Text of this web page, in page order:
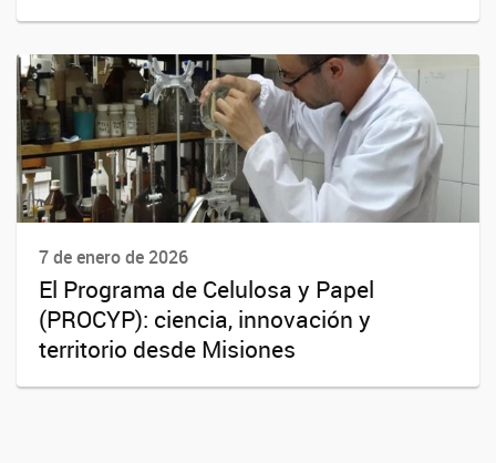
7 de enero de 2026
El Programa de Celulosa y Papel
(PROCYP): ciencia, innovación y
territorio desde Misiones